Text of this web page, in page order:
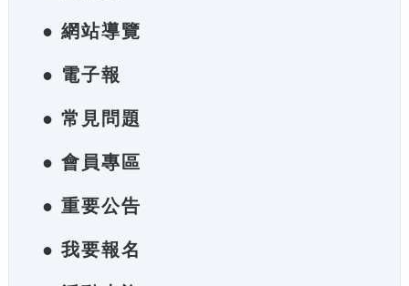
● 網站導覽
● 電子報
● 常見問題
● 會員專區
● 重要公告
● 我要報名